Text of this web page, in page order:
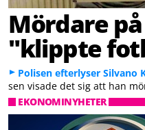
Mördare
"klippte
Polisen efterlyser Silvano
sen visade det sig att han
EKONOMINYHETER